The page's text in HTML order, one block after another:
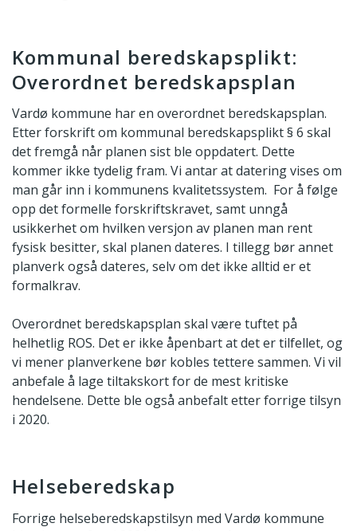
Kommunal beredskapsplikt:
Overordnet beredskapsplan
Vardø kommune har en overordnet beredskapsplan.
Etter forskrift om kommunal beredskapsplikt § 6 skal
det fremgå når planen sist ble oppdatert. Dette
kommer ikke tydelig fram. Vi antar at datering vises om
man går inn i kommunens kvalitetssystem. For å følge
opp det formelle forskriftskravet, samt unngå
usikkerhet om hvilken versjon av planen man rent
fysisk besitter, skal planen dateres. I tillegg bør annet
planverk også dateres, selv om det ikke alltid er et
formalkrav.
Overordnet beredskapsplan skal være tuftet på
helhetlig ROS. Det er ikke åpenbart at det er tilfellet, og
vi mener planverkene bør kobles tettere sammen. Vi vil
anbefale å lage tiltakskort for de mest kritiske
hendelsene. Dette ble også anbefalt etter forrige tilsyn
i 2020.
Helseberedskap
Forrige helseberedskapstilsyn med Vardø kommune